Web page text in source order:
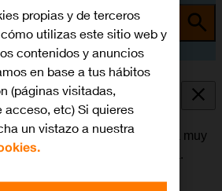
tema
dura poco tiempo
mucha batería y esta dura muy
causas posibles al problema.
propias y de terceros
utilizas este sitio web y
contenidos y anuncios
en base a tus hábitos
(páginas visitadas,
acceso, etc) Si quieres
un vistazo a nuestra